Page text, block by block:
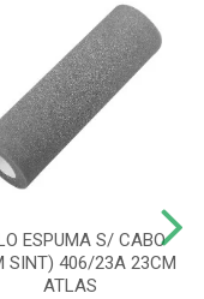
ESPUMA S/ CABO
SINT) 406/23A 23CM
ATLAS